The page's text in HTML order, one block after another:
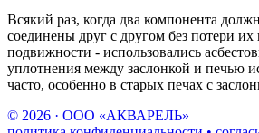
Всякий раз, когда два компонента
соединены друг с другом без потери их
подвижности - использовались
уплотнения между заслонкой и печью
часто, особенно в старых печах с
© 2026 · ООО «АКВАРЕЛЬ»